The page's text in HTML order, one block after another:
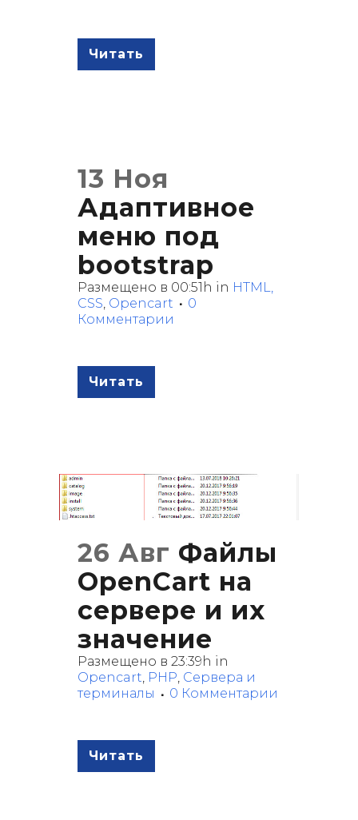
Читать
13 Ноя
Адаптивное
меню под
bootstrap
Размещено в 00:51h in HTML,
CSS, Opencart
0
Комментарии
Читать
26 Авг Файлы
OpenCart на
сервере и их
значение
Размещено в 23:39h in
Opencart, PHP, Сервера и
терминалы
0 Комментарии
Читать